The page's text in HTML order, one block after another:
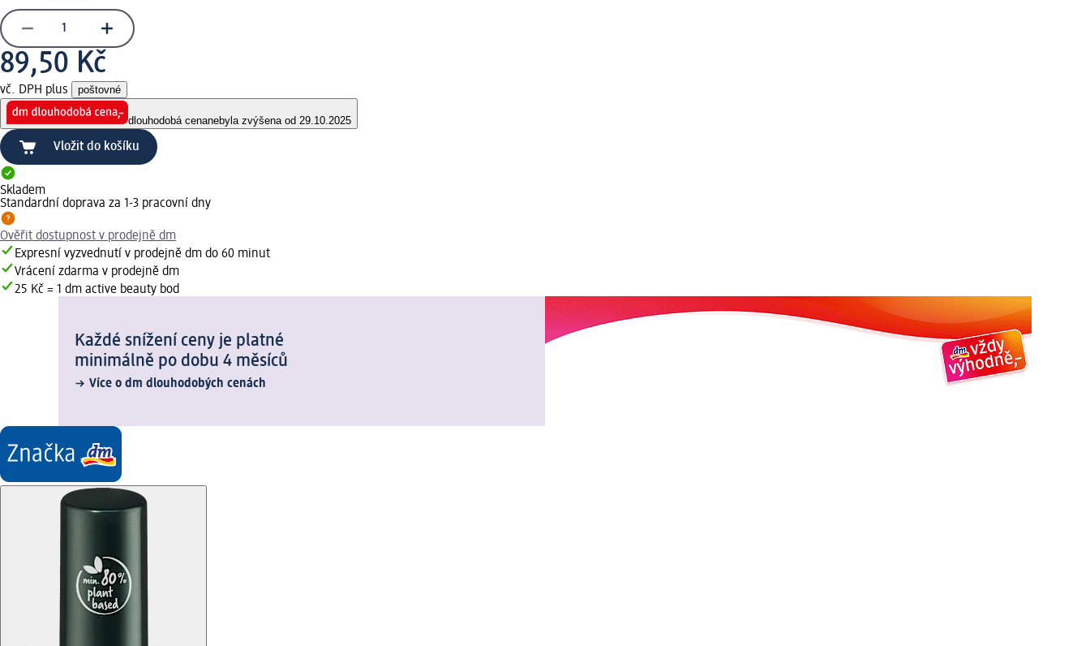
89,50 Kč
vč. DPH plus poštovné
dlouhodobá cenanebyla zvýšena od 29.10.2025
Vložit do košíku
Skladem
Standardní doprava za 1-3 pracovní dny
Ověřit dostupnost v prodejně dm
Expresní vyzvednutí v prodejně dm do 60 minut
Vrácení zdarma v prodejně dm
25 Kč = 1 dm active beauty bod
Každé snížení ceny je platné
minimálně po dobu 4 měsíců
Více o dm dlouhodobých cenách